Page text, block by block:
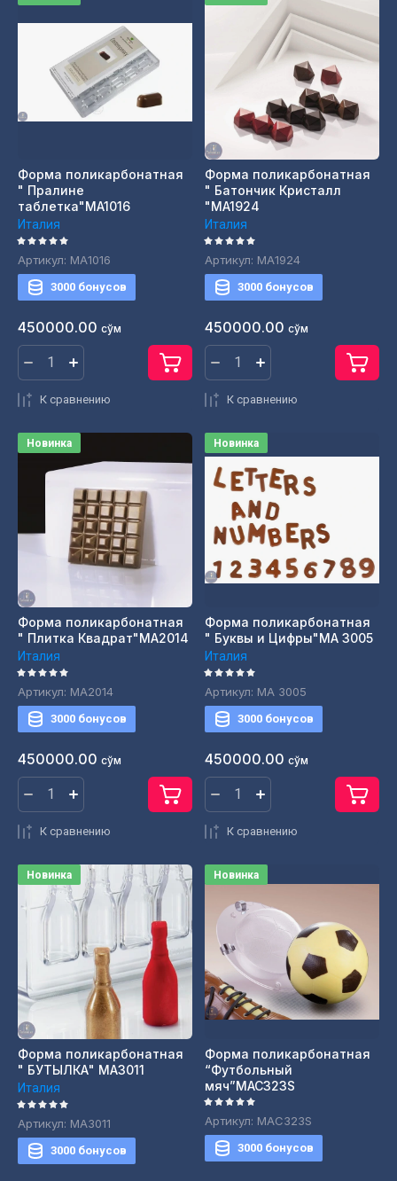
Форма поликарбонатная
" Пралине
таблетка"MA1016
Италия
Артикул: MA1016
3000 бонусов
450000.00 сўм
К сравнению
Форма поликарбонатная
" Батончик Кристалл
"MA1924
Италия
Артикул: MA1924
3000 бонусов
450000.00 сўм
К сравнению
Новинка
Форма поликарбонатная
" Плитка Квадрат"MA2014
Италия
Артикул: MA2014
3000 бонусов
450000.00 сўм
К сравнению
Новинка
Форма поликарбонатная
" Буквы и Цифры"MA 3005
Италия
Артикул: MA 3005
3000 бонусов
450000.00 сўм
К сравнению
Новинка
Форма поликарбонатная
" БУТЫЛКА" MA3011
Италия
Артикул: MA3011
3000 бонусов
Новинка
Форма поликарбонатная
“Футбольный
мяч”MAC323S
Артикул: MAC323S
3000 бонусов